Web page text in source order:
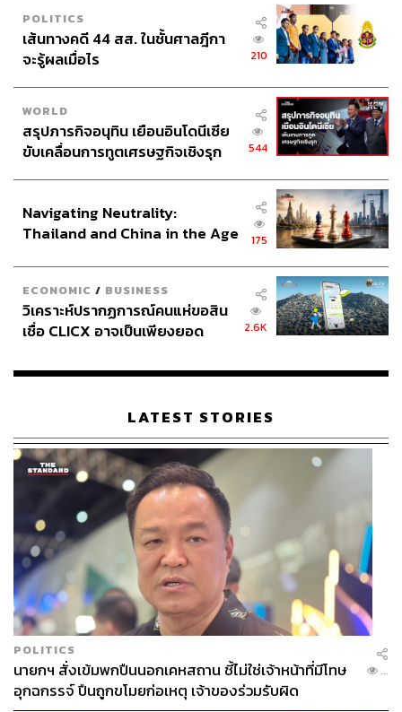
ต้องกลับมาตั้งสติใหม่ว่ากำลังทำอะไรกันอยู่ กำลังออกแบบ
การเลือกตั้งสำหรับการที่จะหาเจตนารมณ์ของประชาชน
ไม่ใช่หรือ แต่ตอนนี้กลายเป็นการพูดคุยระหว่างนักการเมือง
ขณะที่ประชาชนอย่างเรามองตาปริบๆ ว่าคุณคุยเรื่องอะไร
กัน ทำอะไรกันอยู่ กลายเป็นว่าประชาชนไม่ได้ถูกนับเป็น
ตัวแปรในการคิดสมการ ในการออกแบบระบบเลือกตั้งเลย
ฉะนั้นเวลาที่มานั่งพูดเรื่องการแลนด์สไลด์หรือไม่ ไม่ได้เป็น
เรื่องผลประโยชน์ของประชาชน
การเลือกตั้งที่ดีคือ สามารถดึงเอาเจตนารมณ์ของประชาชน
ออกมาให้ได้มากที่สุดเท่าที่จะมากได้ ไม่ใช่ป้องกันพรรคไหน
ชนะ เวลาอธิบายเชิงวิชาการ ในทางรัฐธรรมนูญ ถ้าการ
แลนด์สไลด์คือเจตนารมณ์ของประชาชน เขาอยากจะเลือก
แบบนั้น นี่คือเรื่องระบอบประชาธิปไตย แบบผู้แทนที่
ประชาชนอยากเลือกพรรคไหน อยากเลือกผู้แทนแบบไหน ก็
เป็นสิทธิของเขา จะไปบอกว่าห้ามเลือก แปลว่ากำลังทำอะไร
ข้อดี ข้อเสีย ข้อโต้แย้ง ประเด็นในทางกฎหมาย จะเอาเบอร์
เดียวกันหรือคนละเบอร์ มีหลักการทางรัฐธรรมนูญที่อาจจะ
ทำให้คนเข้าใจผิด คือข้อกังวลของมาตรา 90
“ผมมองในมุมนักกฎหมาย ผมคิดว่าสาระสำคัญจริงๆ แล้ว สิ่ง
ที่เรากำลังพูดถึงตอนนี้คือ ระบบการเลือกตั้ง โดยเชิงหลักการ
ที่สำคัญ ออกแบบระบบให้สะท้อนความต้องการของ
ประชาชนให้ได้มากที่สุด ดังนั้นการออกแบบให้มีความซับ
ซ้อน เป็นอุปสรรคในการผลักดันเสียงสะท้อนของประชาชน
ในทางรัฐธรรมนูญเป็นการออกแบบที่ไม่สอดคล้องกับระบอบ
ประชาธิปไตยแบบผู้แทน ยิ่งสร้างขั้นตอนเยอะ ยิ่งทำให้เสียง
ประชาชนในการไปคัดเลือกผู้แทนราษฎรที่จะเข้าไปนั่งใน
สภาอาจถูกบิดผันไปได้มาก ด้วยความที่สร้างกระบวนการที่
สลับซับซ้อนมากขึ้น
POLITICS
เส้นทางคดี 44 สส. ในชั้นศาลฎีกา
จะรู้ผลเมื่อไร
210
WORLD
สรุปภารกิจอนุทิน เยือนอินโดนีเซีย
ขับเคลื่อนการทูตเศรษฐกิจเชิงรุก
544
Navigating Neutrality:
Thailand and China in the Age
175
ECONOMIC / BUSINESS
วิเคราะห์ปรากฏการณ์คนแห่ขอสิน
เชื่อ CLICX อาจเป็นเพียงยอด
เรือนไทยที่ถูกซุกไว้
2.6K
LATEST STORIES
POLITICS
นายกฯ สั่งเข้มพกปืนนอกเคหสถาน ชี้ไม่ใช่เจ้าหน้าที่มีโทษ
อุกฉกรรจ์ ปืนถูกขโมยก่อเหตุ เจ้าของร่วมรับผิด
...